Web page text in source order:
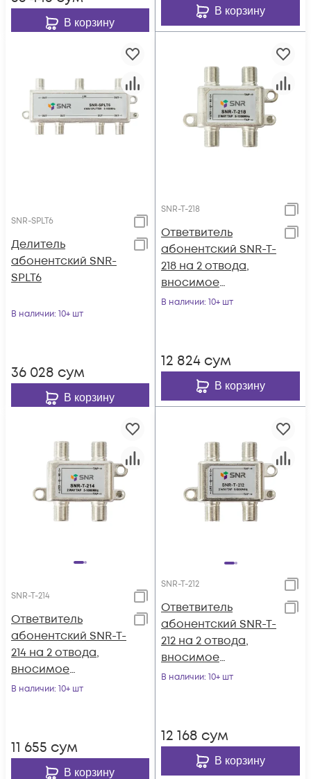
В корзину
В корзину
SNR-SPLT6
Делитель
абонентский SNR-
SPLT6
В наличии: 10+ шт
36 028 сум
В корзину
SNR-T-218
Ответвитель
абонентский SNR-T-
218 на 2 отвода,
вносимое
затухание IN-TAP
В наличии: 10+ шт
12 824 сум
В корзину
SNR-T-214
Ответвитель
абонентский SNR-T-
214 на 2 отвода,
вносимое
затухание IN-TAP
В наличии: 10+ шт
11 655 сум
В корзину
SNR-T-212
Ответвитель
абонентский SNR-T-
212 на 2 отвода,
вносимое
затухание IN-TAP
В наличии: 10+ шт
12 168 сум
В корзину